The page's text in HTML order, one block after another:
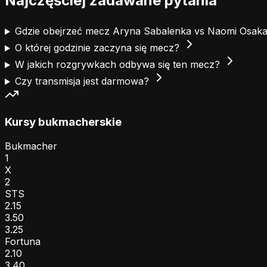
Gdzie obejrzeć mecz Aryna Sabalenka vs Naomi
O której godzinie zaczyna się mecz?
W jakich rozgrywkach odbywa się ten mecz?
Czy transmisja jest darmowa?
Kursy bukmacherskie
Bukmacher
1
X
2
STS
2.15
3.50
3.25
Fortuna
2.10